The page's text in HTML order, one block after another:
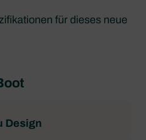
für dieses neue
Design